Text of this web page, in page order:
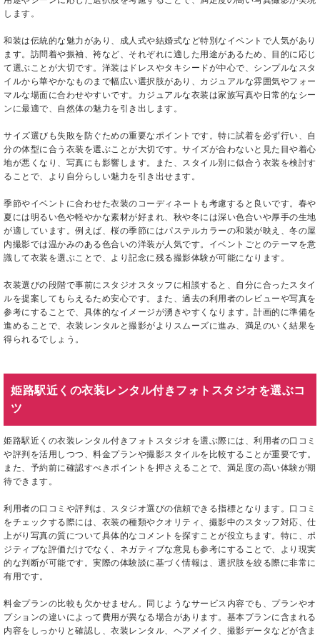
します。
和装は伝統的な魅力があり、成人式や結婚式など特別なイベントで人気があり
ます。訪問着や振袖、袴など、それぞれに適した用途があるため、目的に応じ
て選ぶことが大切です。洋装はドレスやタキシードが中心で、シンプルなスタ
イルから華やかなものまで幅広い選択肢があり、カジュアルな雰囲気やフォー
マルな場面に合わせやすいです。カジュアルな衣装は家族写真や日常的なシー
ンに最適で、自然体の魅力を引き出します。
サイズ選びも失敗を防ぐための重要なポイントです。特に試着を必ず行い、自
分の体型に合う衣装を選ぶことが大切です。サイズが合わないと見た目や着心
地が悪くなり、写真にも影響します。また、スタイル別に似合う衣装を検討す
ることで、より自分らしい魅力を引き出せます。
季節やイベントに合わせた衣装のコーディネートも考慮すると良いです。春や
夏には明るい色や軽やかな素材が好まれ、秋や冬には深い色合いや厚手の生地
が適しています。例えば、桜の季節にはパステルカラーの和装が映え、冬の屋
内撮影では温かみのある色合いの洋装が人気です。イベントごとのテーマを意
識して衣装を選ぶことで、より記念に残る撮影体験が可能になります。
衣装選びの段階で事前にスタジオスタッフに相談すると、自分に合ったスタイ
ルを提案してもらえるため安心です。また、過去の利用者のレビューや写真を
参考にすることで、具体的なイメージが湧きやすくなります。計画的に準備を
進めることで、衣装レンタルと撮影がよりスムーズに進み、満足のいく結果を
得られるでしょう。
姫路駅近くの衣装レンタル付きフォトスタジオを選ぶコ
ツ
姫路駅近くの衣装レンタル付きフォトスタジオを選ぶ際には、利用者の口コミ
や評判を活用しつつ、料金プランや撮影スタイルを比較することが重要です。
また、予約前に確認すべきポイントを押さえることで、満足度の高い体験が期
待できます。
利用者の口コミや評判は、スタジオ選びの信頼できる指標となります。口コミ
をチェックする際には、衣装の種類やクオリティ、撮影中のスタッフ対応、仕
上がり写真の質について具体的なコメントを探すことが役立ちます。特に、ポ
ジティブな評価だけでなく、ネガティブな意見も参考にすることで、より現実
的な判断が可能です。実際の体験談に基づく情報は、選択肢を絞る際に非常に
有用です。
料金プランの比較も欠かせません。同じようなサービス内容でも、プランやオ
プションの違いによって費用が異なる場合があります。基本プランに含まれる
内容をしっかりと確認し、衣装レンタル、ヘアメイク、撮影データなどが含ま